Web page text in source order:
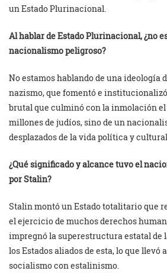
un Estado Plurinacional.
Al hablar de Estado Plurinacional, ¿no
nacionalismo peligroso?
No estamos hablando de una ideología
nazismo, que fomentó e
brutal que culminó con la inmolación
millones de judíos, sino de un
desplazados de la vida política y
¿Qué significado y alcance tuvo el
por Stalin?
Stalin montó un Estado totalitario que
el ejercicio de muchos derechos
impregnó la superestructura estatal de
los Estados aliados de esta, lo que llevó
socialismo con estalinismo.